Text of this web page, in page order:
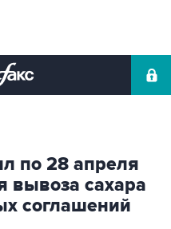
по 28 апреля
вывоза сахара
соглашений